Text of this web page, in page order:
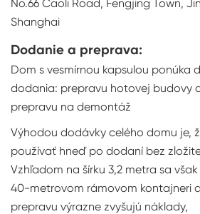
No.66 Caoli Road, Fengjing Town,
Shanghai
Dodanie a preprava:
Dom s vesmírnou kapsulou ponúka
dodania: prepravu hotovej budovy
prepravu na demontáž
Výhodou dodávky celého domu je,
používať hneď po dodaní bez
Vzhľadom na šírku 3,2 metra sa
40-metrovom rámovom kontajneri
prepravu výrazne zvyšujú náklady,